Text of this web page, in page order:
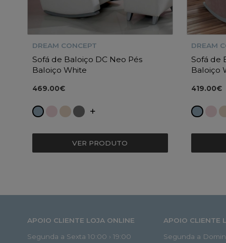
DREAM CONCEPT
Sofá de Baloiço DC Neo Pés
Baloiço White
469.00€
VER PRODUTO
DREAM
Sofá de
Baloiço
419.00€
APOIO CLIENTE LOJA ONLINE
Segunda a Sexta 10:00 › 19:00
APOIO CLIENTE
Segunda a